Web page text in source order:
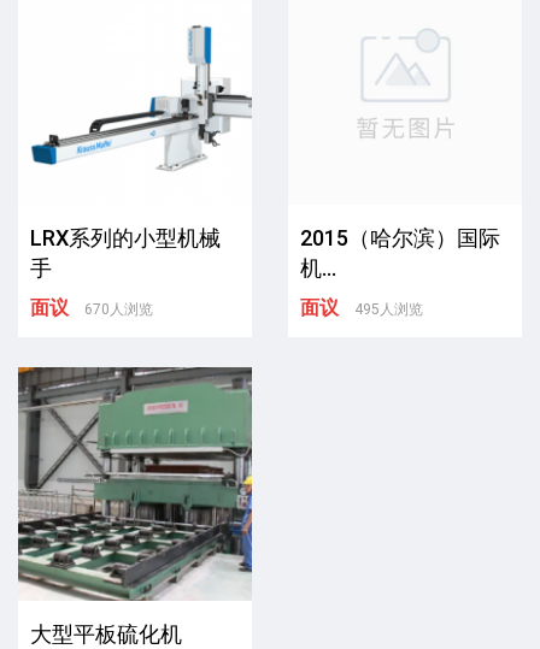
LRX系列的小型机械
手
面议 670人浏览
2015（哈尔滨）国际
机...
面议 495人浏览
大型平板硫化机